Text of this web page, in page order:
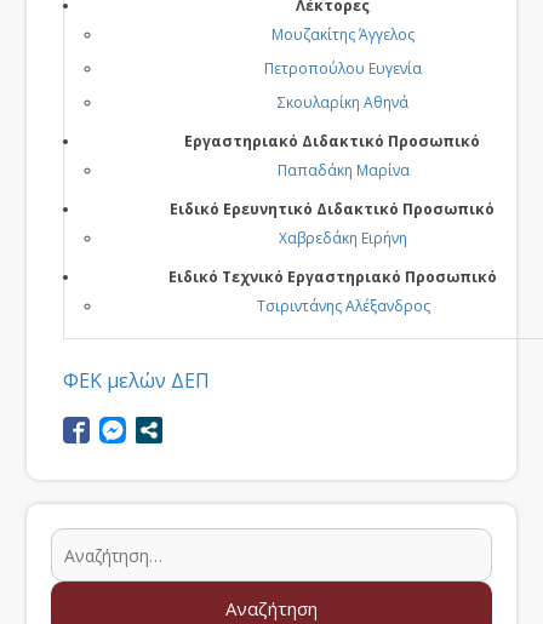
Λέκτορες
Μουζακίτης Άγγελος
Πετροπούλου Ευγενία
Σκουλαρίκη Αθηνά
Εργαστηριακό Διδακτικό Προσωπικό
Παπαδάκη Μαρίνα
Ειδικό Ερευνητικό Διδακτικό Προσωπικό
Χαβρεδάκη Ειρήνη
Ειδικό Τεχνικό Εργαστηριακό Προσωπικό
Τσιριντάνης Αλέξανδρος
ΦΕΚ μελών ΔΕΠ